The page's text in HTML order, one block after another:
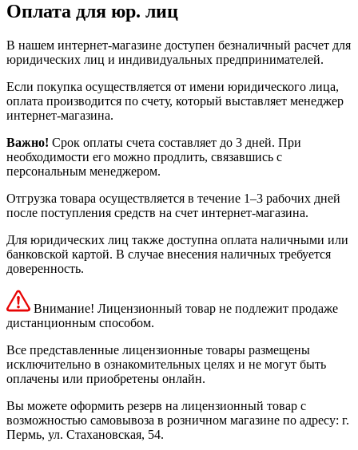
Оплата для юр. лиц
В нашем интернет-магазине доступен безналичный расчет для
юридических лиц и индивидуальных предпринимателей.
Если покупка осуществляется от имени юридического лица,
оплата производится по счету, который выставляет менеджер
интернет-магазина.
Важно! Срок оплаты счета составляет до 3 дней. При
необходимости его можно продлить, связавшись с
персональным менеджером.
Отгрузка товара осуществляется в течение 1–3 рабочих дней
после поступления средств на счет интернет-магазина.
Для юридических лиц также доступна оплата наличными или
банковской картой. В случае внесения наличных требуется
доверенность.
Внимание! Лицензионный товар не подлежит продаже
дистанционным способом.
Все представленные лицензионные товары размещены
исключительно в ознакомительных целях и не могут быть
оплачены или приобретены онлайн.
Вы можете оформить резерв на лицензионный товар с
возможностью самовывоза в розничном магазине по адресу: г.
Пермь, ул. Стахановская, 54.